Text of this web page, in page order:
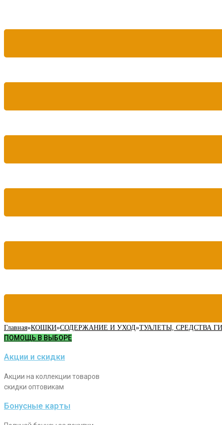
Главная»КОШКИ»СОДЕРЖАНИЕ И УХОД»ТУАЛЕТЫ, СРЕДСТВА
ПОМОЩЬ В ВЫБОРЕ
Акции и скидки
Акции на коллекции товаров
скидки оптовикам
Бонусные карты